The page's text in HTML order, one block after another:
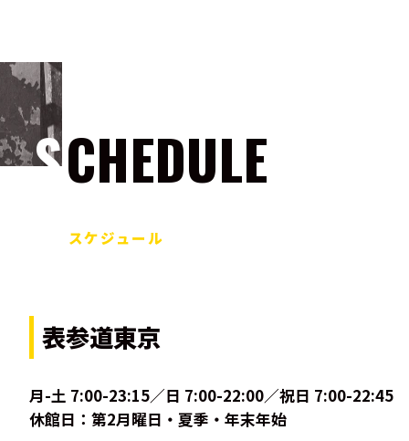
SCHEDULE
スケジュール
表参道東京
月-土 7:00-23:15／日 7:00-22:00／祝日 7:00-22:45
休館日：第2月曜日・夏季・年末年始